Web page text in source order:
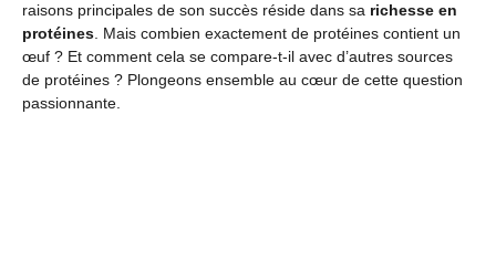
raisons principales de son succès réside dans sa richesse en
protéines . Mais combien exactement de protéines contient un
œuf ? Et comment cela se compare-t-il avec d’autres sources
de protéines ? Plongeons ensemble au cœur de cette question
passionnante.